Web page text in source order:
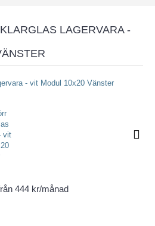
LAGERVARA -
444 kr/månad